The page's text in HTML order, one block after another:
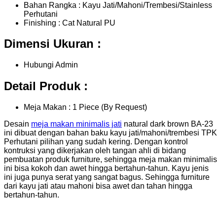
Bahan Rangka : Kayu Jati/Mahoni/Trembesi/Stainless
Perhutani
Finishing : Cat Natural PU
Dimensi Ukuran :
Hubungi Admin
Detail Produk :
Meja Makan : 1 Piece (By Request)
Desain meja makan minimalis jati natural dark brown BA-23
ini dibuat dengan bahan baku kayu jati/mahoni/trembesi TPK
Perhutani pilihan yang sudah kering. Dengan kontrol
kontruksi yang dikerjakan oleh tangan ahli di bidang
pembuatan produk furniture, sehingga meja makan minimalis
ini bisa kokoh dan awet hingga bertahun-tahun. Kayu jenis
ini juga punya serat yang sangat bagus. Sehingga furniture
dari kayu jati atau mahoni bisa awet dan tahan hingga
bertahun-tahun.